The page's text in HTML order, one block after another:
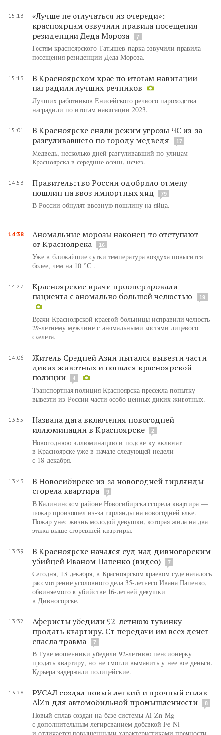
15:13
«Лучше не отлучаться из очереди»:
красноярцам озвучили правила посещения
резиденции Деда Мороза
7
Гостям красноярского Татышев-парка озвучили правила
посещения резиденции Деда Мороза.
15:13
В Красноярском крае по итогам навигации
наградили лучших речников
Лучших работников Енисейского речного пароходства
наградили по итогам навигации 2023.
15:01
В Красноярске сняли режим угрозы ЧС из-за
разгуливавшего по городу медведя
17
Медведь, несколько дней разгуливавший по улицам
Красноярска в середине осени, исчез.
14:53
Правительство России одобрило отмену
пошлин на ввоз импортных яиц
79
В России обнулят ввозную пошлину на яйца.
14:38
Аномальные морозы наконец-то отступают
от Красноярска
16
Уже в ближайшие сутки температура воздуха повысится
более, чем на 10 °C .
14:27
Красноярские врачи прооперировали
пациента с аномально большой челюстью
19
Врачи Красноярской краевой больницы исправили челюсть
29-летнему мужчине с аномальными костями лицевого
скелета.
14:06
Житель Средней Азии пытался вывезти части
диких животных и попался красноярской
полиции
4
Транспортная полиция Красноярска пресекла попытку
вывезти из России части особо ценных диких животных.
13:55
Названа дата включения новогодней
иллюминации в Красноярске
2
Новогоднюю иллюминацию и подсветку включат
в Красноярске уже в начале следующей недели —
с 18 декабря.
13:43
В Новосибирске из-за новогодней гирлянды
сгорела квартира
9
В Калининском районе Новосибирска сгорела квартира —
пожар произошел из-за гирлянды на новогодней елке.
Пожар унес жизнь молодой девушки, которая жила на два
этажа выше сгоревшей квартиры.
13:39
В Красноярске начался суд над дивногорским
убийцей Иваном Папенко (видео)
7
Сегодня, 13 декабря, в Красноярском краевом суде началось
рассмотрение уголовного дела 35-летнего Ивана Папенко,
обвиняемого в убийстве 16-летней девушки
в Дивногорске.
13:32
Аферисты убедили 92-летнюю тувинку
продать квартиру. От передачи им всех денег
спасла травма
7
В Туве мошенники убедили 92-летнюю пенсионерку
продать квартиру, но не смогли выманить у нее все деньги.
Курьера задержали полицейские.
13:28
РУСАЛ создал новый легкий и прочный сплав
AlZn для автомобильной промышленности
8
Новый сплав создан на базе системы Al-Zn-Mg
с дополнительным легированием добавкой Fe-Ni
и отличается повышенными характеристиками прочности.